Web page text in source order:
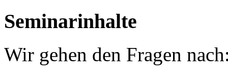
Seminarinhalte
Wir gehen den Fragen